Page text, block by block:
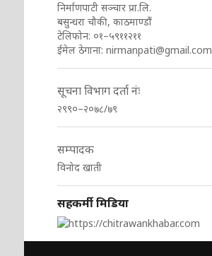
निर्माणपाटी सञ्चार प्रा.लि.
बसुन्धरा चौकी, काठमाण्डौं
टेलिफोन: ०१–५९११२११
ईमेल ठेगाना: nirmanpati@gmail.com
सूचना विभाग दर्ता नंः
२९९०–२०७८/७९
सम्पादक
विनोद खाती
सहकर्मी मिडिया